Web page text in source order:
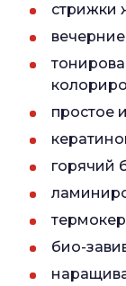
стрижки
простое
горячий
био-